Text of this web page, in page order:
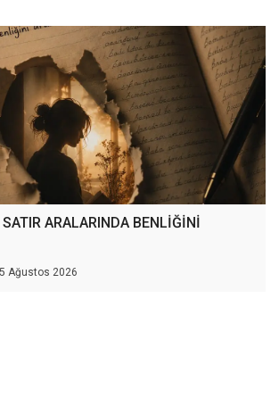
ARALARINDA BENLİĞİNİ
5 Ağustos 2026